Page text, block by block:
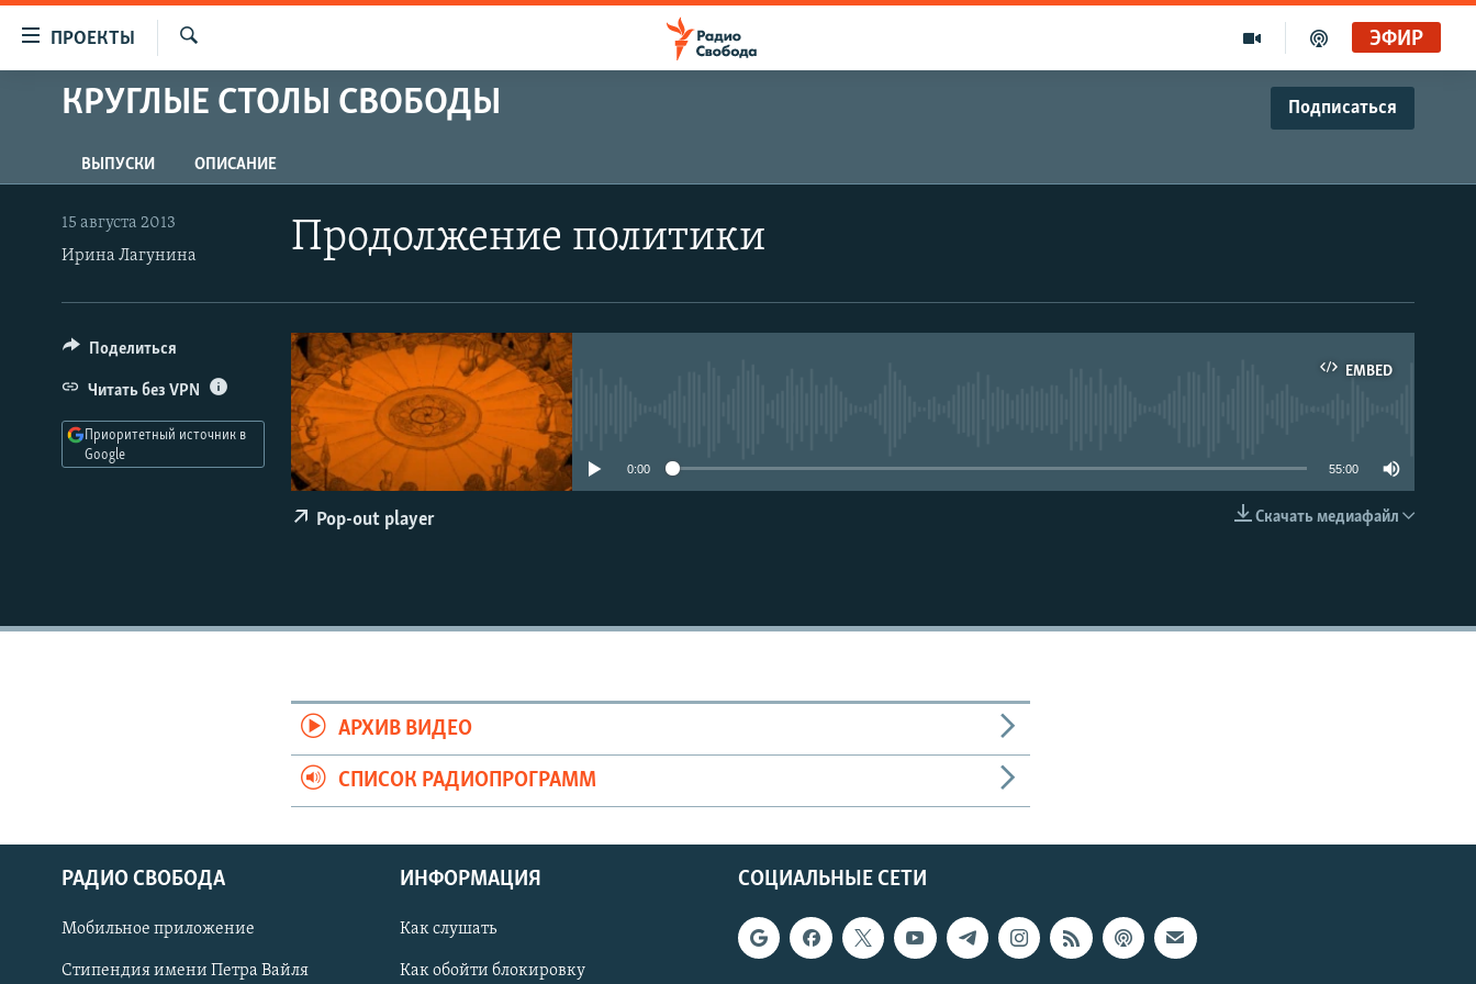
упрощенного
Вернуться
к
основному
содержанию
Вернутся
навигации
Вернутся
ПРОЕКТЫ
ПРОГРАММЫ
АВТОРСКИЕ ПРОЕКТЫ
ЦИТАТЫ СВОБОДЫ
МНЕНИЯ
КУЛЬТУРА
IDEL.РЕАЛИИ
КАВКАЗ.РЕАЛИИ
СЕВЕР.РЕАЛИИ
СИБИРЬ.РЕАЛИИ
СОЦИАЛЬНЫЕ СЕТИ
ЭФИР
КРУГЛЫЕ СТОЛЫ СВОБОДЫ Подписаться
ВЫПУСКИ ОПИСАНИЕ
Продолжение политики
15 августа 2013
Ирина Лагунина
EMBED
EMBED
0:00 55:00
Скачать медиафайл
Pop-out player
Поделиться
Читать без VPN
Приоритетный источник в
Google
АРХИВ ВИДЕО
СПИСОК РАДИОПРОГРАММ
СОЦИАЛЬНЫЕ СЕТИ
РАДИО СВОБОДА
Мобильное приложение
Стипендия имени Петра Вайля
ИНФОРМАЦИЯ
Как слушать
Как обойти блокировку